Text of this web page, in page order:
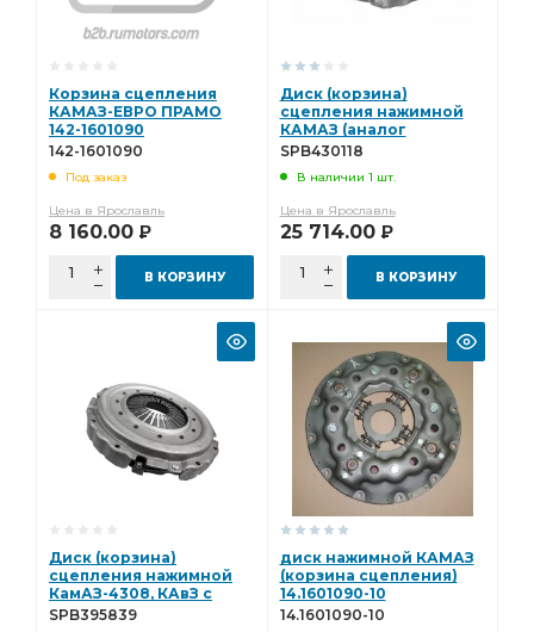
Корзина сцепления
КАМАЗ-ЕВРО ПРАМО
142-1601090
142-1601090
Под заказ
Цена в Ярославль
8 160.00 Р
В КОРЗИНУ
Диск (корзина)
сцепления нажимной
КАМАЗ (аналог
3482083118) Starco
SPB430118
В наличии 1 шт.
Цена в Ярославль
25 714.00 Р
В КОРЗИНУ
Диск (корзина)
сцепления нажимной
КамАЗ-4308, КАвЗ с
дв.Cummins
SPB395839
диск нажимной КАМАЗ
(корзина сцепления)
14.1601090-10
14.1601090-10